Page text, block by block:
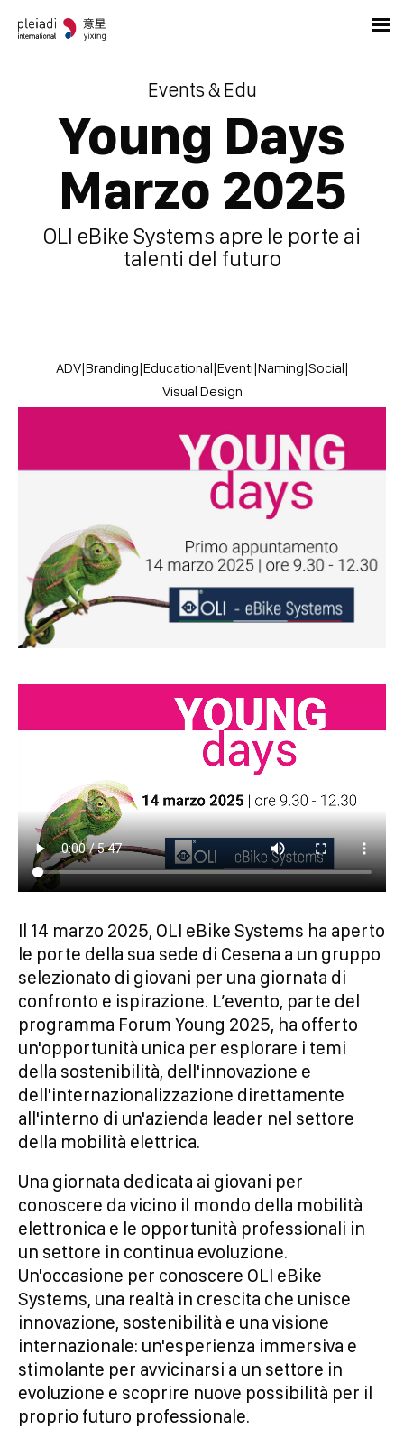
Events & Edu
Young Days
Marzo 2025
OLI eBike Systems apre le porte ai
talenti del futuro
ADV|Branding|Educational|Eventi|Naming|Social|
Visual Design
Il 14 marzo 2025, OLI eBike Systems ha aperto
le porte della sua sede di Cesena a un gruppo
selezionato di giovani per una giornata di
confronto e ispirazione. L’evento, parte del
programma Forum Young 2025, ha offerto
un'opportunità unica per esplorare i temi
della sostenibilità, dell'innovazione e
dell'internazionalizzazione direttamente
all'interno di un'azienda leader nel settore
della mobilità elettrica.
Una giornata dedicata ai giovani per
conoscere da vicino il mondo della mobilità
elettronica e le opportunità professionali in
un settore in continua evoluzione.
Un'occasione per conoscere OLI eBike
Systems, una realtà in crescita che unisce
innovazione, sostenibilità e una visione
internazionale: un'esperienza immersiva e
stimolante per avvicinarsi a un settore in
evoluzione e scoprire nuove possibilità per il
proprio futuro professionale.